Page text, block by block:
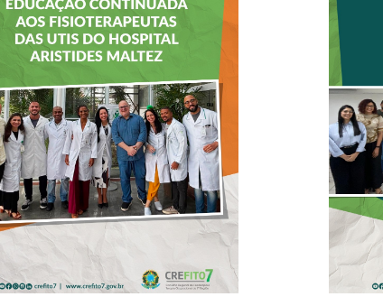
CREFITO-7 LEVA
EDUCAÇÃO
CONTINUADA AOS
DAS UTIs DO
HOSPITAL
ARISTIDES
MALTEZ